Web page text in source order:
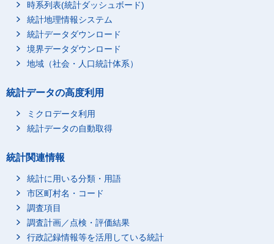
時系列表(統計ダッシュボード)
統計地理情報システム
統計データダウンロード
境界データダウンロード
地域（社会・人口統計体系）
統計データの高度利用
ミクロデータ利用
統計データの自動取得
統計関連情報
統計に用いる分類・用語
市区町村名・コード
調査項目
調査計画／点検・評価結果
行政記録情報等を活用している統計